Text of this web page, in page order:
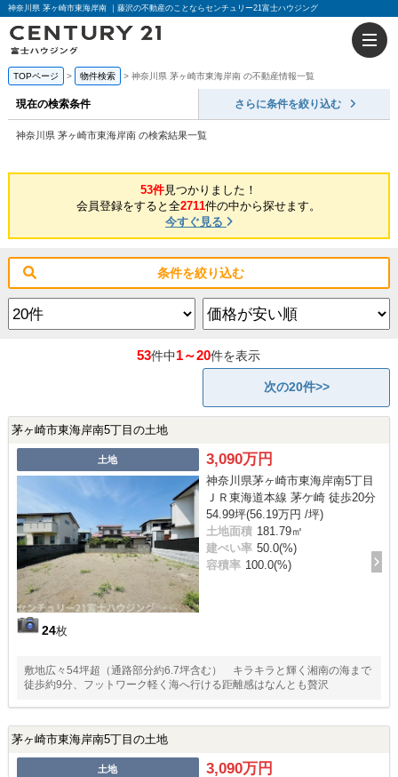
神奈川県 茅ヶ崎市東海岸南 ｜藤沢の不動産のことならセンチュリー21富士ハウジング
TOPページ 物件検索 神奈川県 茅ヶ崎市東海岸南 の不動産情報一覧
現在の検索条件 さらに条件を絞り込む
神奈川県 茅ヶ崎市東海岸南 の検索結果一覧
53件見つかりました！
会員登録をすると全2711件の中から探せます。
今すぐ見る
条件を絞り込む
53件中1～20件を表示
次の20件>>
茅ヶ崎市東海岸南5丁目の土地
土地
24枚
3,090万円
神奈川県茅ヶ崎市東海岸南5丁目
ＪＲ東海道本線 茅ケ崎 徒歩20分
54.99坪(56.19万円 /坪)
土地面積 181.79㎡
建ぺい率 50.0(%)
容積率 100.0(%)
敷地広々54坪超（通路部分約6.7坪含む） キラキラと輝く湘南の海まで
徒歩約9分、フットワーク軽く海へ行ける距離感はなんとも贅沢
茅ヶ崎市東海岸南5丁目の土地
土地 3,090万円